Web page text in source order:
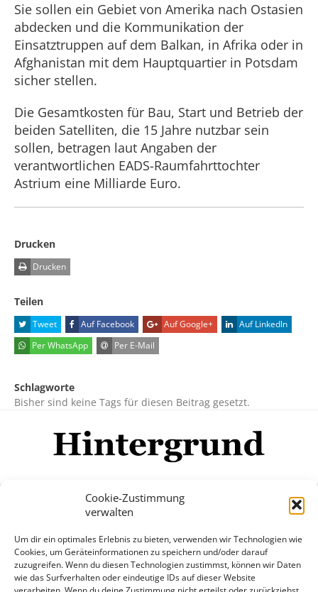
Cookie-Zustimmung
verwalten
Um dir ein optimales Erlebnis zu bieten, verwenden wir Technologien wie
Cookies, um Geräteinformationen zu speichern und/oder darauf
zuzugreifen. Wenn du diesen Technologien zustimmst, können wir Daten
wie das Surfverhalten oder eindeutige IDs auf dieser Website
Sie sollen ein Gebiet von Amerika nach Ostasien
abdecken und die Kommunikation der
Einsatztruppen auf dem Balkan, in Afrika oder in
Afghanistan mit dem Hauptquartier in Potsdam
sicher stellen.
Die Gesamtkosten für Bau, Start und Betrieb der
beiden Satelliten, die 15 Jahre nutzbar sein
sollen, betragen laut Angaben der
verantwortlichen EADS-Raumfahrttochter
Astrium eine Milliarde Euro.
Drucken
Drucken
Teilen
Tweet Auf Facebook Auf Google+
Auf LinkedIn
Per WhatsApp
Per E-Mail
Schlagworte
Bisher sind keine Tags für diesen Beitrag gesetzt.
Mehr
© Copyright Hintergrund.de, 2015 - 2026